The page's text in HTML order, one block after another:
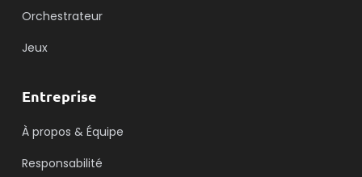
Orchestrateur
Jeux
Entreprise
À propos & Équipe
Responsabilité